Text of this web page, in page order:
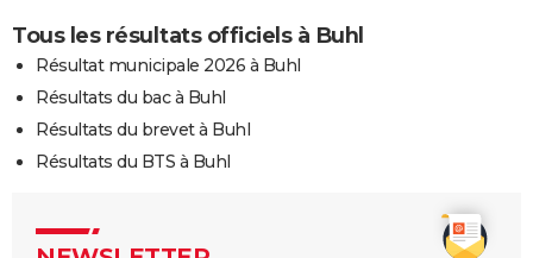
Tous les résultats officiels à Buhl
Résultat municipale 2026 à Buhl
Résultats du bac à Buhl
Résultats du brevet à Buhl
Résultats du BTS à Buhl